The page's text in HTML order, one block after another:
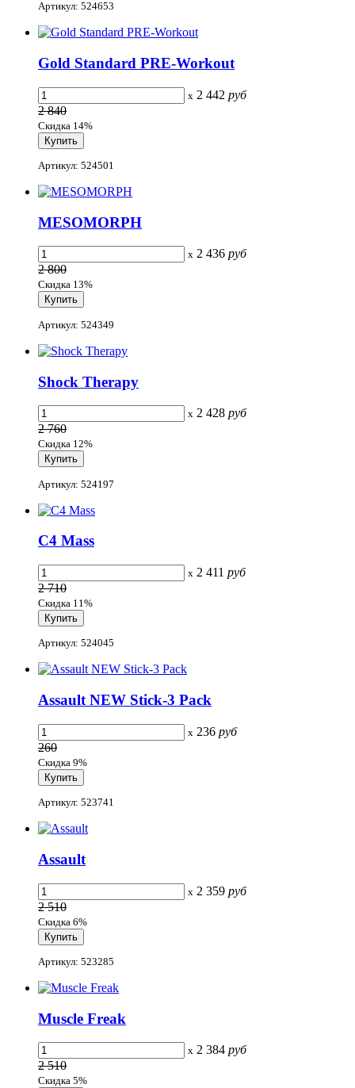
Артикул: 524653
Gold Standard PRE-Workout
x 2 442 руб
2 840
Скидка 14%
Артикул: 524501
MESOMORPH
x 2 436 руб
2 800
Скидка 13%
Артикул: 524349
Shock Therapy
x 2 428 руб
2 760
Скидка 12%
Артикул: 524197
C4 Mass
x 2 411 руб
2 710
Скидка 11%
Артикул: 524045
Assault NEW Stick-3 Pack
x 236 руб
260
Скидка 9%
Артикул: 523741
Assault
x 2 359 руб
2 510
Скидка 6%
Артикул: 523285
Muscle Freak
x 2 384 руб
2 510
Скидка 5%